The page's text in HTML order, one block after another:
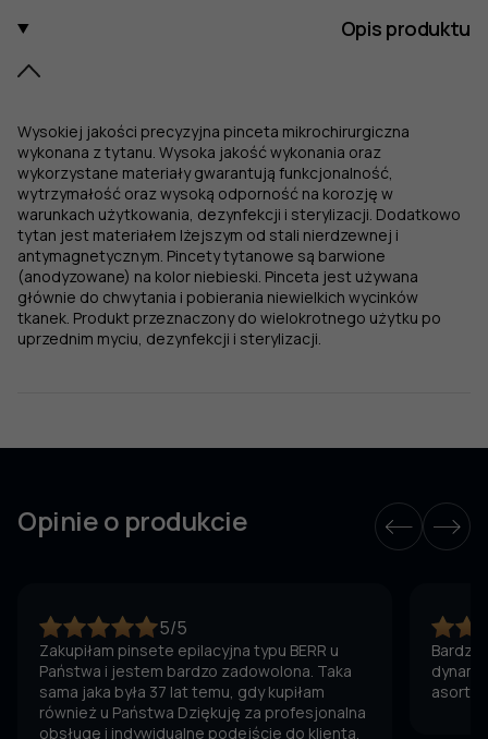
Opis produktu
Wysokiej jakości precyzyjna pinceta mikrochirurgiczna
wykonana z tytanu. Wysoka jakość wykonania oraz
wykorzystane materiały gwarantują funkcjonalność,
wytrzymałość oraz wysoką odporność na korozję w
warunkach użytkowania, dezynfekcji i sterylizacji. Dodatkowo
tytan jest materiałem lżejszym od stali nierdzewnej i
antymagnetycznym. Pincety tytanowe są barwione
(anodyzowane) na kolor niebieski. Pinceta jest używana
głównie do chwytania i pobierania niewielkich wycinków
tkanek. Produkt przeznaczony do wielokrotnego użytku po
uprzednim myciu, dezynfekcji i sterylizacji.
Opinie o produkcie
5/5
Zakupiłam pinsete epilacyjna typu BERR u
Państwa i jestem bardzo zadowolona. Taka
sama jaka była 37 lat temu, gdy kupiłam
również u Państwa Dziękuję za profesjonalna
obsługę i indywidualne podejście do klienta.
Bardzo